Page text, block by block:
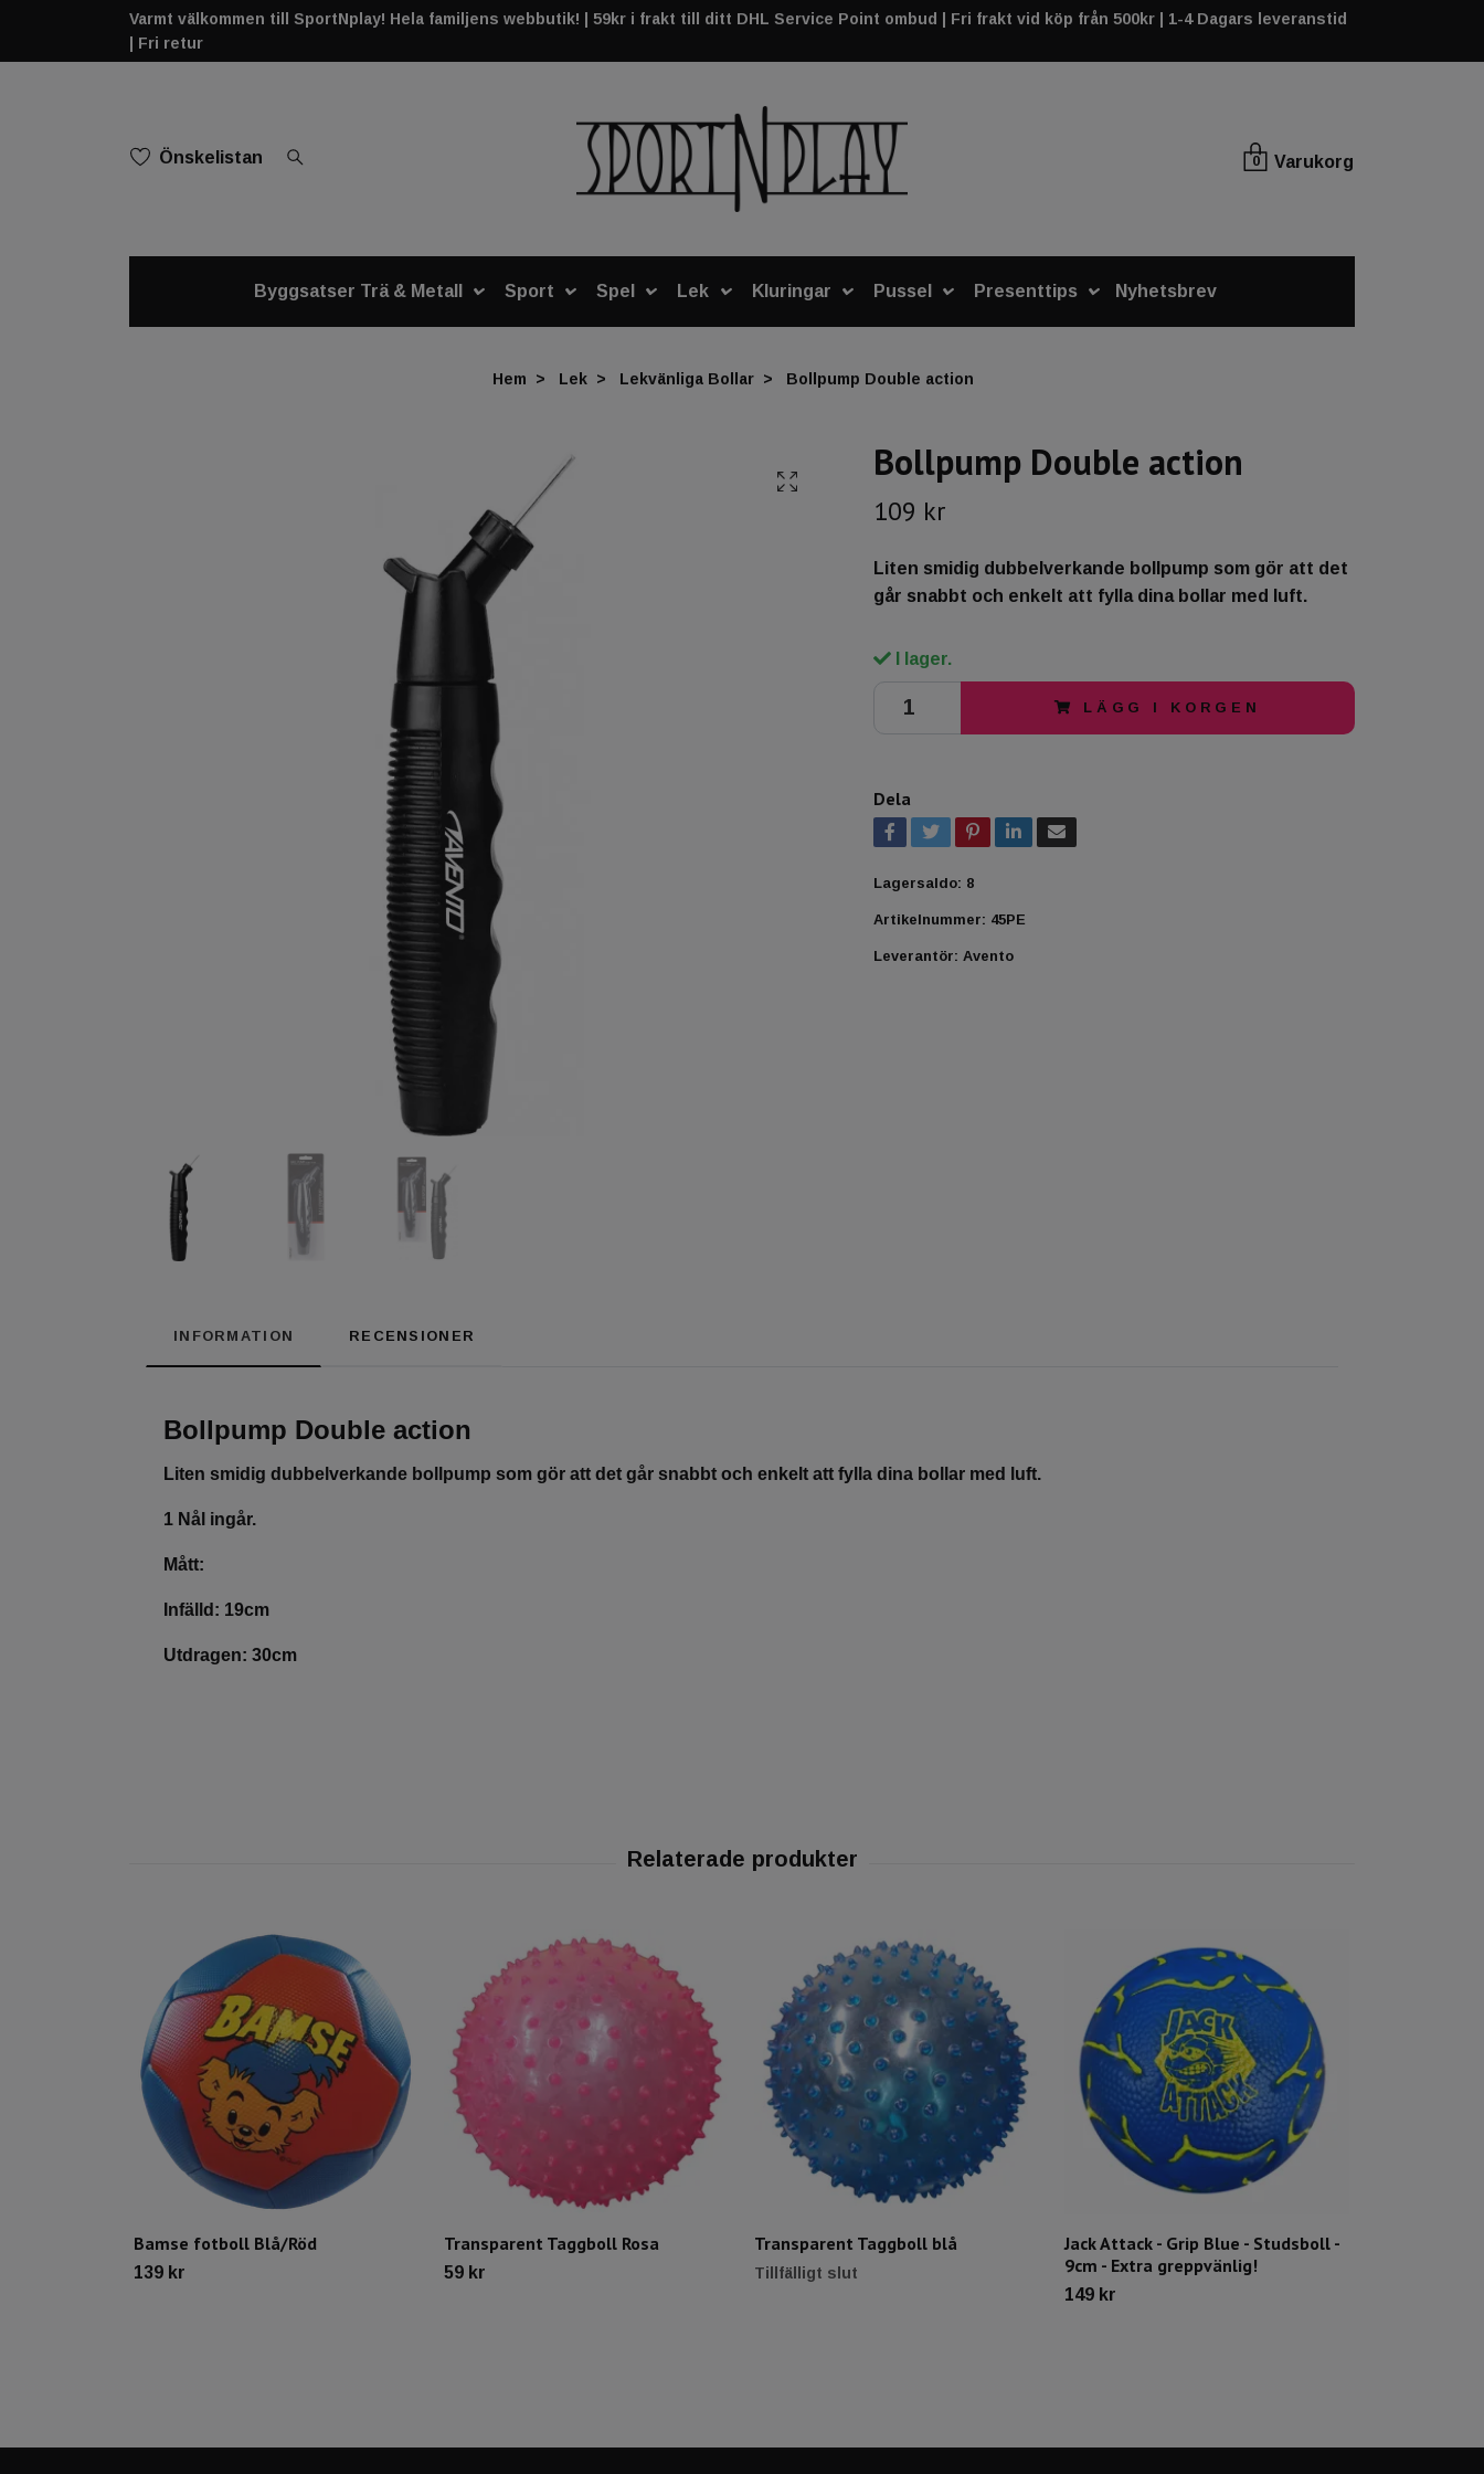
Varmt välkommen till SportNplay! Hela familjens webbutik! | 59kr i frakt till ditt DHL Service Point ombud | Fri frakt vid köp från 500kr | 1-4 Dagars leveranstid
| Fri retur
Önskelistan 0 Varukorg
Byggsatser Trä & Metall Sport Spel Lek Kluringar Pussel Presenttips Nyhetsbrev
Hem Lek Lekvänliga Bollar Bollpump Double action
Bollpump Double action
109 kr
Liten smidig dubbelverkande bollpump som gör att det
går snabbt och enkelt att fylla dina bollar med luft.
I lager.
LÄGG I KORGEN
Dela
Lagersaldo: 8
Artikelnummer: 45PE
Leverantör: Avento
INFORMATION RECENSIONER
Bollpump Double action
Liten smidig dubbelverkande bollpump som gör att det går snabbt och enkelt att fylla dina bollar med luft.
1 Nål ingår.
Mått:
Infälld: 19cm
Utdragen: 30cm
Bamse fotboll Blå/Röd
139 kr
Transparent Taggboll Rosa
59 kr
Transparent Taggboll blå
Tillfälligt slut
Jack Attack - Grip Blue - Studsboll -
9cm - Extra greppvänlig!
149 kr